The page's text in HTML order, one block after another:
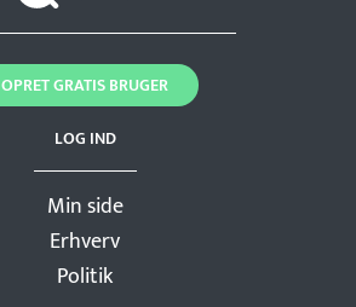
Min side
Erhverv
Politik
LOG IND
OPRET GRATIS BRUGER